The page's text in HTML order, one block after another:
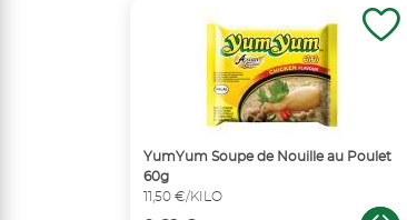
YumYum Soupe de Nouille au Poulet
60g
11,50 €/KILO